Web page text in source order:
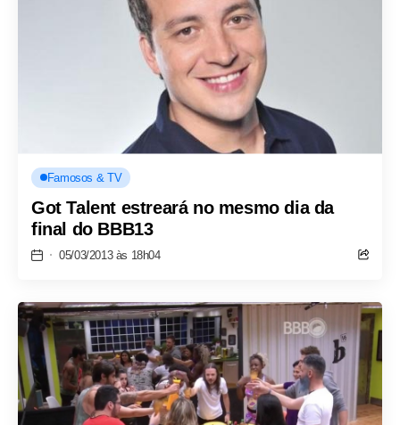
Famosos & TV
Got Talent estreará no mesmo dia da
final do BBB13
05/03/2013 às 18h04